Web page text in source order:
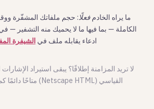
ما يراه الخادم فعلًا: حجم ملفاتك المشفّرة
الكاملة — بما فيها ما لا يحميك منه التشفير —
ادعاء يقابله ملف فيالشيفرة
لا تريد المزامنة إطلاقًا؟ يبقى استيراد
القياسي (Netscape HTML) متاحًا دائمًا كمنفذ يدوي بديل.